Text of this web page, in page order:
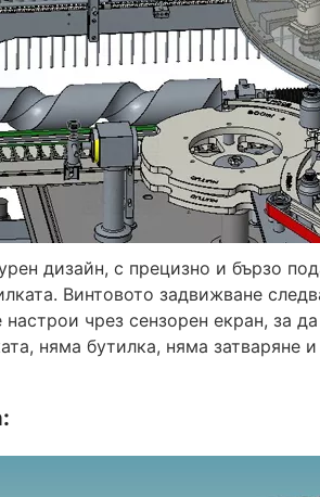
дизайн, с прецизно и бързо
Винтовото задвижване
чрез сензорен екран, за
няма бутилка, няма затваряне